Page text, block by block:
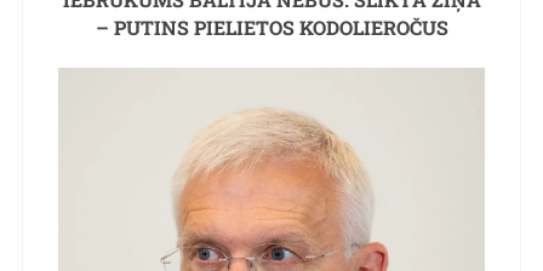
– PUTINS PIELIETOS KODOLIEROČUS